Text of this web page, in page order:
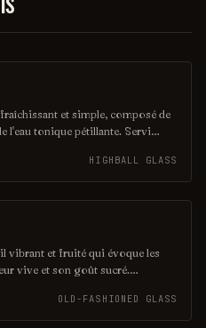
et simple, composé de
l'eau tonique pétillante. Servi
légère et désaltérante. Idéal
bars séduit par sa simplicité et
HIGHBALL GLASS
vibrant et fruité qui évoque les
vive et son goût sucré.
pour les fêtes et les soirées
ludique en font un choix
OLD-FASHIONED GLASS